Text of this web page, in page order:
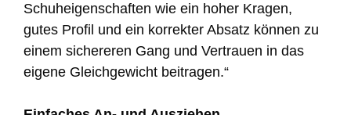
Schuheigenschaften wie ein hoher Kragen,
gutes Profil und ein korrekter Absatz können zu
einem sichereren Gang und Vertrauen in das
eigene Gleichgewicht beitragen.“